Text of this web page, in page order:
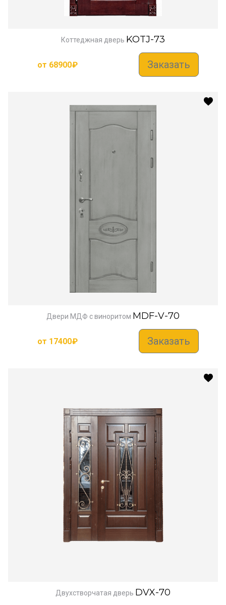
Коттеджная дверь KOTJ-73
от 68900₽ Заказать
Двери МДФ с виноритом MDF-V-70
от 17400₽ Заказать
Двухстворчатая дверь DVX-70